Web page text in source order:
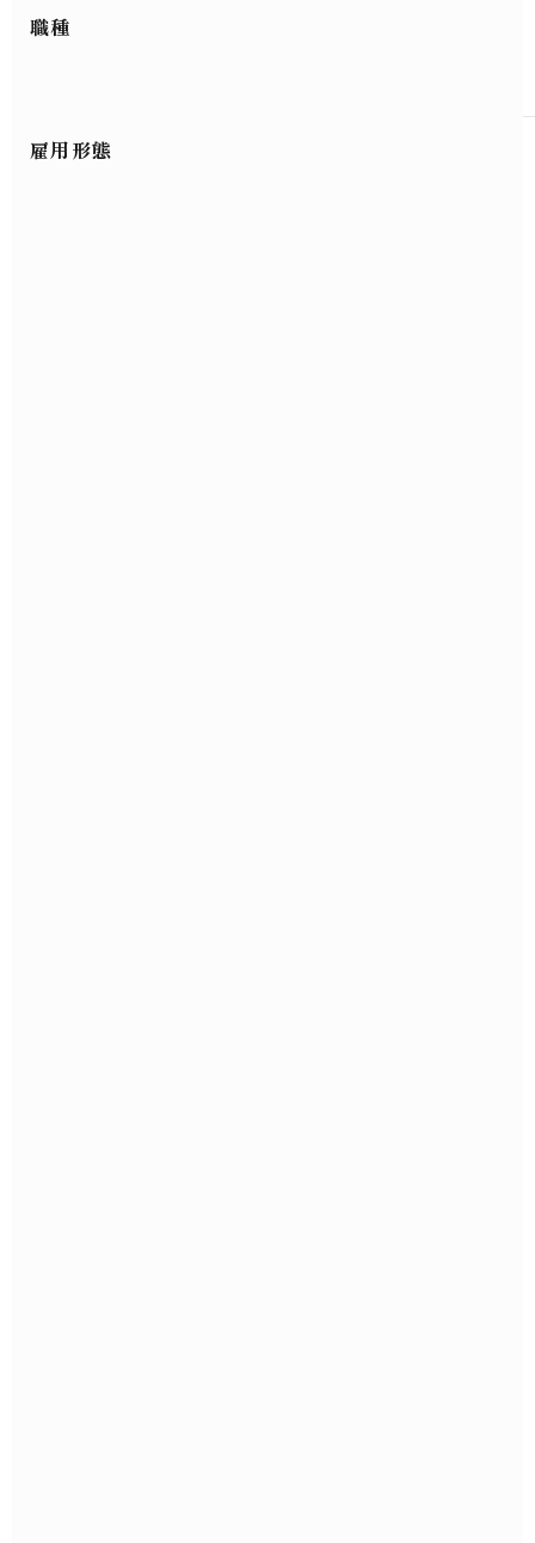
職種
雇用形態